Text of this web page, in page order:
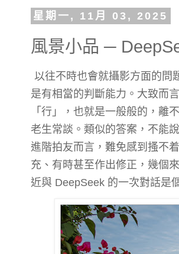
星期一, 11月 03, 2025
風景小品 ─
以往不時也會就攝影方面的問
是有相當的判斷能力。大致而
「行」，也就是一般般的，離
老生常談。類似的答案，不能
進階拍友而言，難免感到搔不
充、有時甚至作出修正，幾個
近與 DeepSeek 的一次對話是